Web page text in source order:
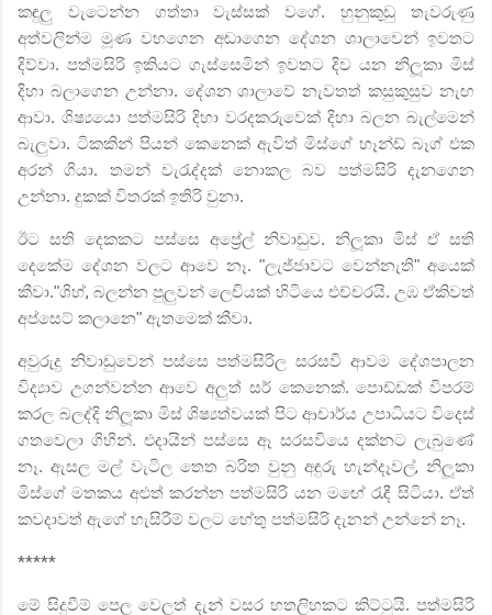
කඳුලු වැටෙන්න ගත්තා වැස්සක් වගේ. හුනුකුඩු තැවරුණු
අත්වලින්ම මූණ වහගෙන අඬාගෙන දේශන ශාලාවෙන් ඉවතට
දිව්වා. පත්මසිරි ඉකියට ගැස්සෙමින් ඉවතට දිව යන නිලූකා මිස්
දිහා බලාගෙන උන්නා. දේශන ශාලාවේ නැවතත් කසුකුසුව නැඟ
ආවා. ශිෂ්‍යයො පත්මසිරි දිහා වරදකරුවෙක් දිහා බලන බැල්මෙන්
බැලුවා. ටිකකින් පියන් කෙනෙක් ඇවිත් මිස්ගේ හෑන්ඩ් බෑග් එක
අරන් ගියා. තමන් වැරැද්දක් නොකල බව පත්මසිරි දැනගෙන
උන්නා. දුකක් විතරක් ඉතිරි වුනා.
ඊට සති දෙකකට පස්සෙ අප්‍රේල් නිවාඩුව. නිලූකා මිස් ඒ සති
දෙකේම දේශන වලට ආවෙ නෑ. "ලැජ්ජාවට වෙන්නැති" අයෙක්
කීවා."ශිහ්,බලන්න පුලුවන් ලෙචියක් හිටියෙ එච්චරයි. උඹ ඒකිවත්
අප්සෙට් කලානෙ" ඇතමෙක් කීවා.
අවුරුදු නිවාඩුවෙන් පස්සෙ පත්මසිරිල සරසවි ආවම දේශපාලන
විද්‍යාව උගන්වන්න ආවෙ අලුත් සර් කෙනෙක්. පොඩ්ඩක් විපරම්
කරල බලද්දි නිලූකා මිස් ශිෂ්‍යත්වයක් පිට ආචාර්ය උපාධියට විදෙස්
ගතවෙලා ගිහින්. එදායින් පස්සෙ ඈ සරසවියෙ දක්නට ලැබුණේ
නෑ. ඇසල මල් වැටිල තෙත බරිත වුනු අඳුරු හැන්දෑවල්, නිලූකා
මිස්ගේ මතකය අළුත් කරන්න පත්මසිරි යන මඟේ රැඳී සිටියා. ඒත්
කවදාවත් ඇගේ හැසිරීම් වලට හේතු පත්මසිරි දැනන් උන්නේ නෑ.
*****
මේ සිදුවීම් පෙල වෙලත් දැන් වසර හතලිහකට කිට්ටුයි. පත්මසිරි